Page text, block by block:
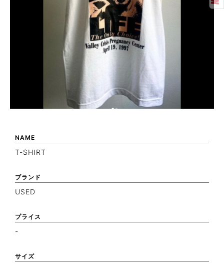
NAME
T-SHIRT
ブランド
USED
プライス
-
サイズ